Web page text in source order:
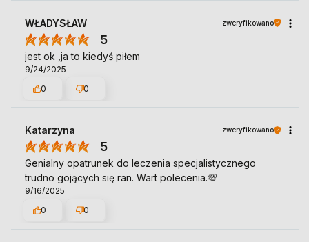
WŁADYSŁAW zweryfikowano
5
jest ok ,ja to kiedyś piłem
9/24/2025
0
0
Katarzyna zweryfikowano
5
Genialny opatrunek do leczenia specjalistycznego
trudno gojących się ran. Wart polecenia.💯
9/16/2025
0
0